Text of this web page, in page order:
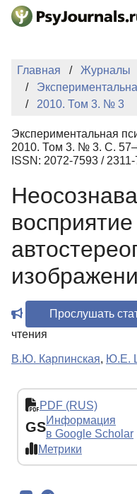
Перейти к основному
Регистрация
Главная
Журналы
2010. Том 3. № 3
Экспериментальная
2010. Том 3. № 3. С.
ISSN: 2072-7593 /
восприятие
Прослушать
чтения
В.Ю. Карпинская, Ю.Е.
PDF (RUS)
GSИнформация
в Google Scholar
Метрики